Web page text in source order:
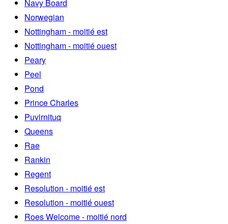
Navy Board
Norwegian
Nottingham - moitié est
Nottingham - moitié ouest
Peary
Peel
Pond
Prince Charles
Puvirnituq
Queens
Rae
Rankin
Regent
Resolution - moitié est
Resolution - moitié ouest
Roes Welcome - moitié nord